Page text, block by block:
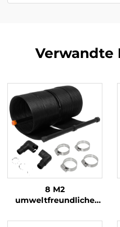
Verwandte
8 M2
umweltfreundliche
Outdoor-Gummi-